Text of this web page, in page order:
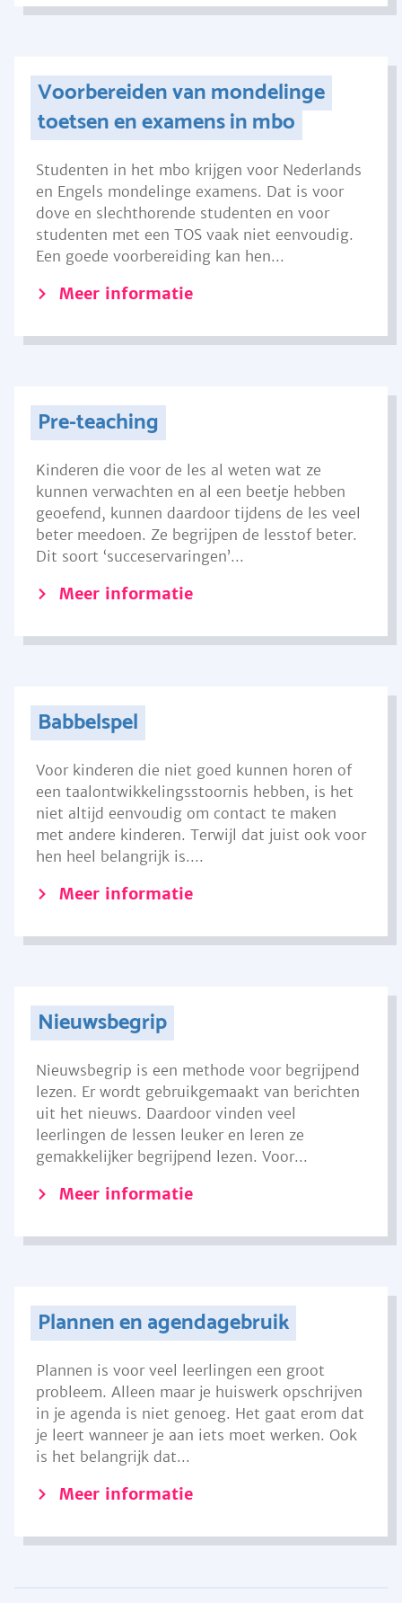
Voorbereiden van mondelinge
toetsen en examens in mbo
Studenten in het mbo krijgen voor Nederlands
en Engels mondelinge examens. Dat is voor
dove en slechthorende studenten en voor
studenten met een TOS vaak niet eenvoudig.
Een goede voorbereiding kan hen...
Meer informatie
Pre-teaching
Kinderen die voor de les al weten wat ze
kunnen verwachten en al een beetje hebben
geoefend, kunnen daardoor tijdens de les veel
beter meedoen. Ze begrijpen de lesstof beter.
Dit soort ‘succeservaringen’...
Meer informatie
Babbelspel
Voor kinderen die niet goed kunnen horen of
een taalontwikkelingsstoornis hebben, is het
niet altijd eenvoudig om contact te maken
met andere kinderen. Terwijl dat juist ook voor
hen heel belangrijk is....
Meer informatie
Nieuwsbegrip
Nieuwsbegrip is een methode voor begrijpend
lezen. Er wordt gebruikgemaakt van berichten
uit het nieuws. Daardoor vinden veel
leerlingen de lessen leuker en leren ze
gemakkelijker begrijpend lezen. Voor...
Meer informatie
Plannen en agendagebruik
Plannen is voor veel leerlingen een groot
probleem. Alleen maar je huiswerk opschrijven
in je agenda is niet genoeg. Het gaat erom dat
je leert wanneer je aan iets moet werken. Ook
is het belangrijk dat...
Meer informatie